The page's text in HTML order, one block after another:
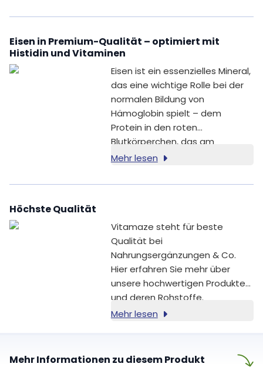
Eisen in Premium-Qualität – optimiert mit
Histidin und Vitaminen
Eisen ist ein essenzielles Mineral,
das eine wichtige Rolle bei der
normalen Bildung von
Hämoglobin spielt – dem
Protein in den roten
Blutkörperchen, das am
Sauerstofftransport im Körper
einem normalen
einem normalen
Energiestoffwechsel, zu einer
normalen Funktion des
Immunsystems und zur
Verringerung von Müdigkeit und
Ermüdung bei [1].
Mehr lesen
Höchste Qualität
Vitamaze steht für beste
Qualität bei
Nahrungsergänzungen & Co.
Hier erfahren Sie mehr über
unsere hochwertigen Produkte
und deren Rohstoffe.
Mehr lesen
Mehr Informationen zu diesem Produkt